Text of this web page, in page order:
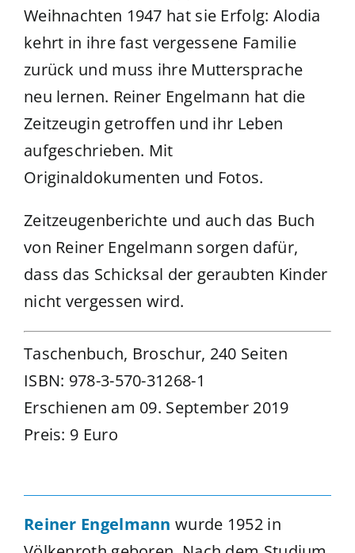
Weihnachten 1947 hat sie Erfolg: Alodia
kehrt in ihre fast vergessene Familie
zurück und muss ihre Muttersprache
neu lernen. Reiner Engelmann hat die
Zeitzeugin getroffen und ihr Leben
aufgeschrieben. Mit
Originaldokumenten und Fotos.
Zeitzeugenberichte und auch das Buch
von Reiner Engelmann sorgen dafür,
dass das Schicksal der geraubten Kinder
nicht vergessen wird.
Taschenbuch, Broschur, 240 Seiten
ISBN: 978-3-570-31268-1
Erschienen am 09. September 2019
Preis: 9 Euro
Reiner Engelmann wurde 1952 in